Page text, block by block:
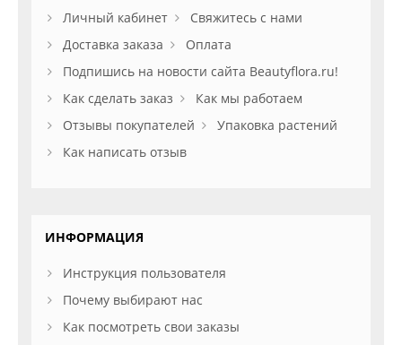
Личный кабинет
Свяжитесь с нами
Доставка заказа
Оплата
Подпишись на новости сайта Beautyflora.ru!
Как сделать заказ
Как мы работаем
Отзывы покупателей
Упаковка растений
Как написать отзыв
ИНФОРМАЦИЯ
Инструкция пользователя
Почему выбирают нас
Как посмотреть свои заказы